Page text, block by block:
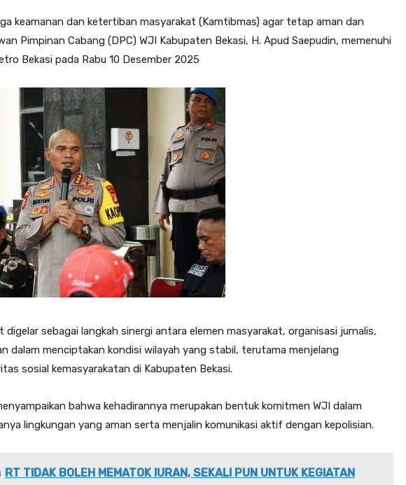
keamanan dan ketertiban masyarakat (Kamtibmas) agar tetap aman dan
Pimpinan Cabang (DPC) WJI Kabupaten Bekasi, H. Apud Saepudin, memenuhi
Bekasi pada Rabu 10 Desember 2025
sebagai langkah sinergi antara elemen masyarakat, organisasi jurnalis,
dalam menciptakan kondisi wilayah yang stabil, terutama menjelang
sosial kemasyarakatan di Kabupaten Bekasi.
bahwa kehadirannya merupakan bentuk komitmen WJI dalam
lingkungan yang aman serta menjalin komunikasi aktif dengan kepolisian.
RT TIDAK BOLEH MEMATOK IURAN, SEKALI PUN UNTUK KEGIATAN